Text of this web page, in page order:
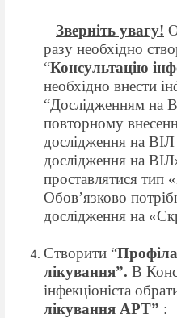
Зверніть увагу!
разу необхідно
“Консультацію
необхідно внести
“Дослідженням на
повторному
дослідження на
дослідження на ВІЛ
проставлятися тип «
Обов’язково
дослідження на «С
Створити “
лікування”. В
інфекціоніста
лікування АРТ” :